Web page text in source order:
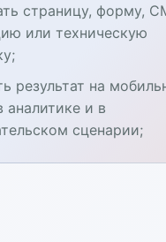
страницу, форму,
или техническую
результат на
аналитике и в
сценарии;